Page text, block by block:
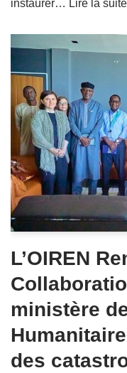
instaurer… Lire la
L’OIREN
ministère
des